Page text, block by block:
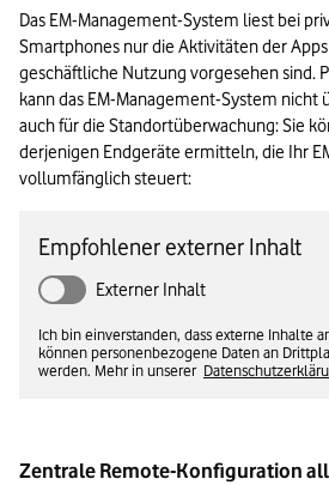
Das EM-Management-System liest bei
Smartphones nur die Aktivitäten der Apps
geschäftliche Nutzung vorgesehen sind.
kann das EM-Management-System nicht
auch für die Standortüberwachung: Sie
derjenigen Endgeräte ermitteln, die Ihr
vollumfänglich steuert:
Empfohlener externer Inhalt
Externer Inhalt
Ich bin einverstanden, dass externe Inhalte
können personenbezogene Daten an
werden. Mehr in unserer
Zentrale Remote-Konfiguration